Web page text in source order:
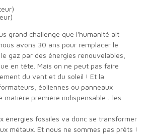
avons 30 ans pour remplacer le
gaz par des énergies renouvelables,
en tête. Mais on ne peut pas faire
du vent et du soleil ! Et la
éoliennes ou panneaux
matière première indispensable : les
métaux. Et nous ne sommes pas prêts !